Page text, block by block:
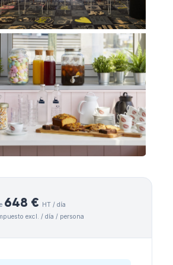
648 € HT / día
excl. / día / persona